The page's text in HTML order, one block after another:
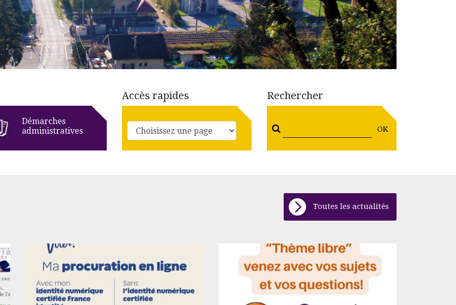
Démarches
administratives
Accès rapides Rechercher
OK
Toutes les actualités